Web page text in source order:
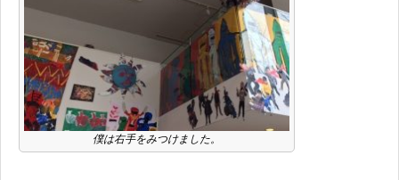
僕は右手をみつけました。